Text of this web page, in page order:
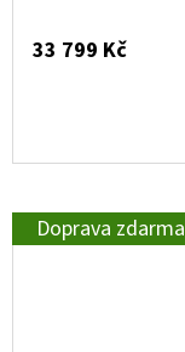
33 799 Kč
Doprava zdarma